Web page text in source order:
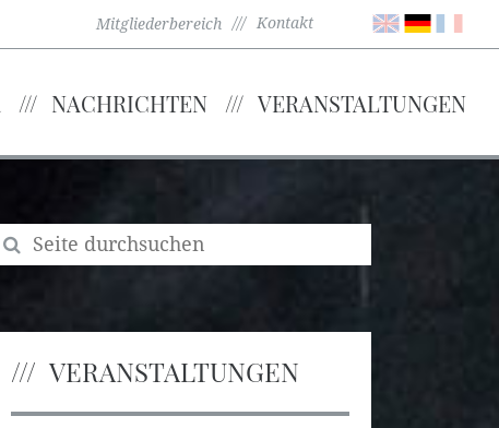
Mitgliederbereich Kontakt
NACHRICHTEN VERANSTALTUNGEN
VERANSTALTUNGEN